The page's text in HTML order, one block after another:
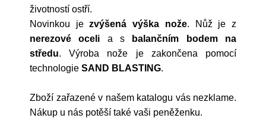
životností ostří.
Novinkou jezvýšená výška nože. Nůž je z
nerezové oceli a s balančním bodem na
středu. Výroba nože je zakončena pomocí
technologie SAND BLASTING.
Zboží zařazené v našem katalogu vás nezklame.
Nákup u nás potěší také vaši peněženku.